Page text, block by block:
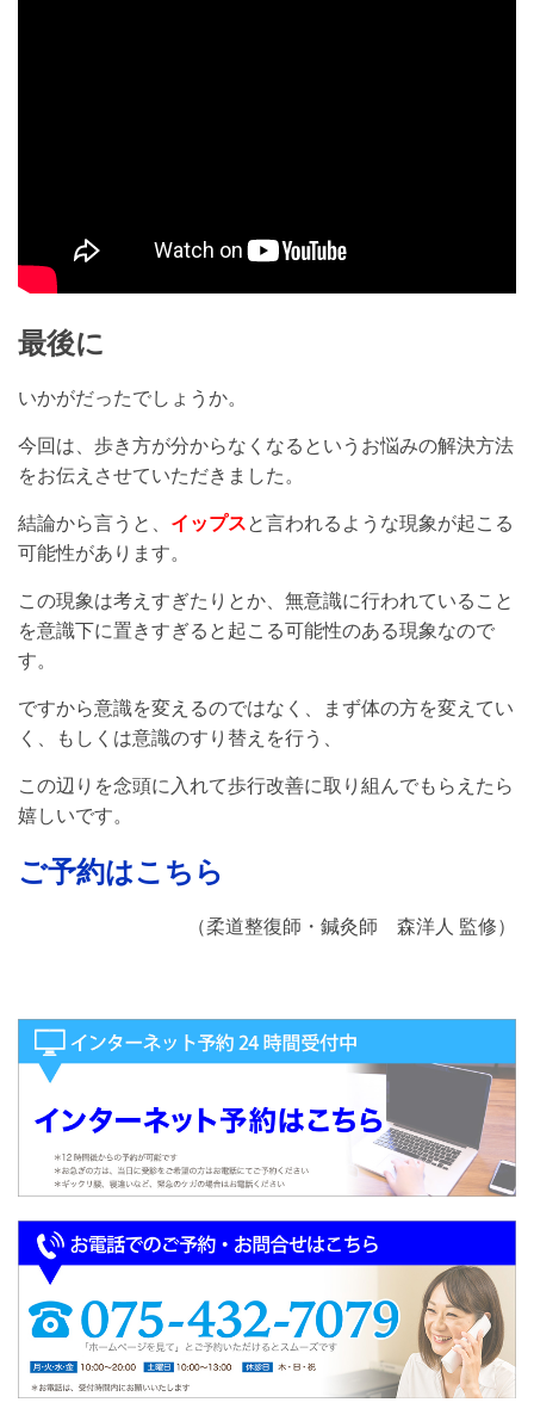
最後に
いかがだったでしょうか。
今回は、歩き方が分からなくなるというお悩みの解決方法
をお伝えさせていただきました。
結論から言うと、 イップスと言われるような現象が起こる
可能性があります。
この現象は考えすぎたりとか、無意識に行われていること
を意識下に置きすぎると起こる可能性のある現象なので
す。
ですから意識を変えるのではなく、まず体の方を変えてい
く、もしくは意識のすり替えを行う、
この辺りを念頭に入れて歩行改善に取り組んでもらえたら
嬉しいです。
ご予約はこちら
（柔道整復師・鍼灸師 森洋人 監修）